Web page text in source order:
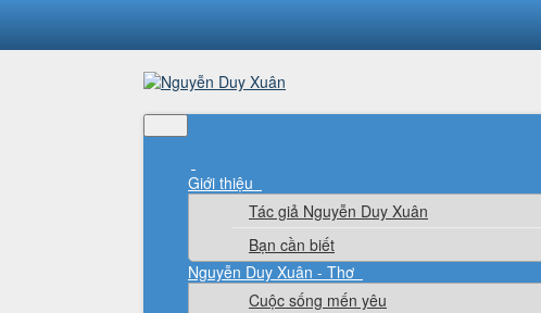
Giới thiệu
Tác giả Nguyễn Duy Xuân
Bạn cần biết
Nguyễn Duy Xuân - Thơ
Cuộc sống mến yêu